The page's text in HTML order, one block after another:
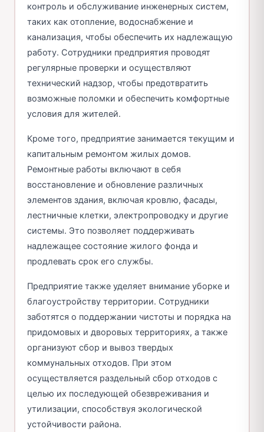
контроль и обслуживание инженерных систем,
таких как отопление, водоснабжение и
канализация, чтобы обеспечить их надлежащую
работу. Сотрудники предприятия проводят
регулярные проверки и осуществляют
технический надзор, чтобы предотвратить
возможные поломки и обеспечить комфортные
условия для жителей.
Кроме того, предприятие занимается текущим и
капитальным ремонтом жилых домов.
Ремонтные работы включают в себя
восстановление и обновление различных
элементов здания, включая кровлю, фасады,
лестничные клетки, электропроводку и другие
системы. Это позволяет поддерживать
надлежащее состояние жилого фонда и
продлевать срок его службы.
Предприятие также уделяет внимание уборке и
благоустройству территории. Сотрудники
заботятся о поддержании чистоты и порядка на
придомовых и дворовых территориях, а также
организуют сбор и вывоз твердых
коммунальных отходов. При этом
осуществляется раздельный сбор отходов с
целью их последующей обезвреживания и
утилизации, способствуя экологической
устойчивости района.